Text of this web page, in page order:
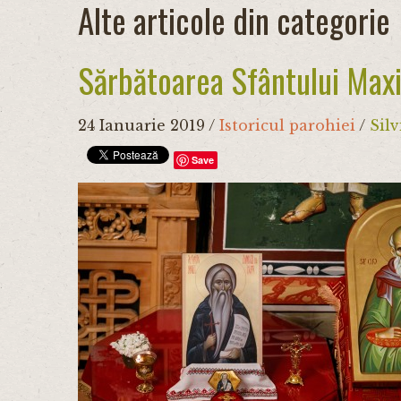
Alte articole din categorie
Sărbătoarea Sfântului
24 Ianuarie 2019 / Istoricul parohiei /
Save